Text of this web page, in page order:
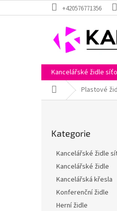
na
+420576771356
Kancelářské židle
Domů Plastové
kategorie
Kategorie
Kancelářské židle
Kancelářské židle
Kancelářská křesla
Konferenční židle
Herní židle